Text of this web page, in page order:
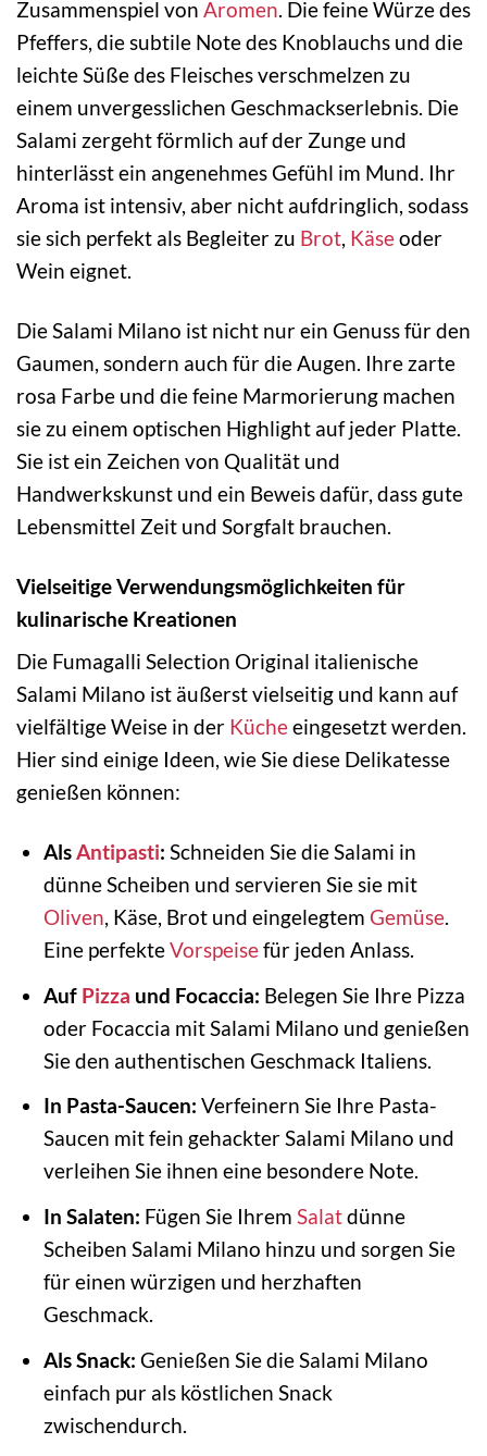
Zusammenspiel von Aromen. Die feine Würze des
Pfeffers, die subtile Note des Knoblauchs und die
leichte Süße des Fleisches verschmelzen zu
einem unvergesslichen Geschmackserlebnis. Die
Salami zergeht förmlich auf der Zunge und
hinterlässt ein angenehmes Gefühl im Mund. Ihr
Aroma ist intensiv, aber nicht aufdringlich, sodass
sie sich perfekt als Begleiter zu Brot, Käseoder
Wein eignet.
Die Salami Milano ist nicht nur ein Genuss für den
Gaumen, sondern auch für die Augen. Ihre zarte
rosa Farbe und die feine Marmorierung machen
sie zu einem optischen Highlight auf jeder Platte.
Sie ist ein Zeichen von Qualität und
Handwerkskunst und ein Beweis dafür, dass gute
Lebensmittel Zeit und Sorgfalt brauchen.
Vielseitige Verwendungsmöglichkeiten für
kulinarische Kreationen
Die Fumagalli Selection Original italienische
Salami Milano ist äußerst vielseitig und kann auf
vielfältige Weise in der Kücheeingesetzt werden.
Hier sind einige Ideen, wie Sie diese Delikatesse
genießen können:
AlsAntipasti: Schneiden Sie die Salami in
dünne Scheiben und servieren Sie sie mit
Oliven, Käse, Brot und eingelegtem Gemüse.
Eine perfekteVorspeisefür jeden Anlass.
Auf Pizza und Focaccia: Belegen Sie Ihre Pizza
oder Focaccia mit Salami Milano und genießen
Sie den authentischen Geschmack Italiens.
In Pasta-Saucen: Verfeinern Sie Ihre Pasta-
Saucen mit fein gehackter Salami Milano und
verleihen Sie ihnen eine besondere Note.
In Salaten: Fügen Sie Ihrem Salatdünne
Scheiben Salami Milano hinzu und sorgen Sie
für einen würzigen und herzhaften
Geschmack.
Als Snack: Genießen Sie die Salami Milano
einfach pur als köstlichen Snack
zwischendurch.